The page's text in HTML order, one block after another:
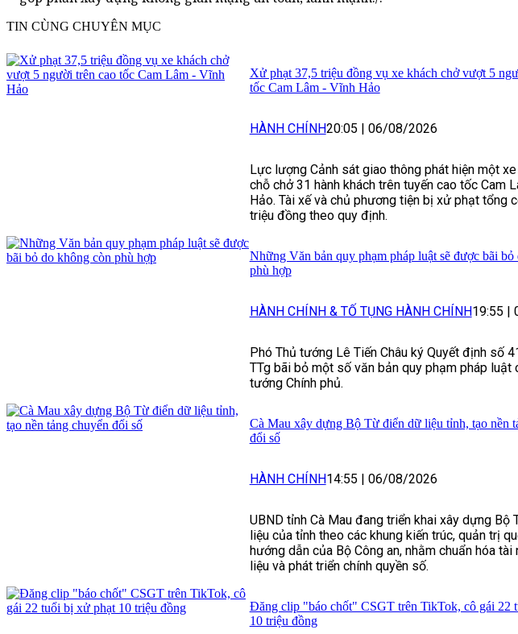
TIN CÙNG CHUYÊN MỤC
Xử phạt 37,5 triệu đồng vụ xe khách chở vượt 5
tốc Cam Lâm - Vĩnh Hảo
HÀNH CHÍNH20:05 06/08/2026
Lực lượng Cảnh sát giao thông phát hiện một
chỗ chở 31 hành khách trên tuyến cao tốc Cam
Hảo. Tài xế và chủ phương tiện bị xử phạt tổng
triệu đồng theo quy định.
Những Văn bản quy phạm pháp luật sẽ được bãi bỏ
phù hợp
HÀNH CHÍNH & TỐ TỤNG HÀNH CHÍNH19:55
Phó Thủ tướng Lê Tiến Châu ký Quyết định số
TTg bãi bỏ một số văn bản quy phạm pháp luật
tướng Chính phủ.
Cà Mau xây dựng Bộ Từ điển dữ liệu tỉnh, tạo nền
đổi số
HÀNH CHÍNH14:55 06/08/2026
UBND tỉnh Cà Mau đang triển khai xây dựng Bộ
liệu của tỉnh theo các khung kiến trúc, quản trị
hướng dẫn của Bộ Công an, nhằm chuẩn hóa tài
liệu và phát triển chính quyền số.
Đăng clip "báo chốt" CSGT trên TikTok, cô gái 22
10 triệu đồng